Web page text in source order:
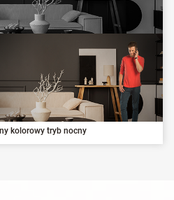
kolorowy tryb nocny